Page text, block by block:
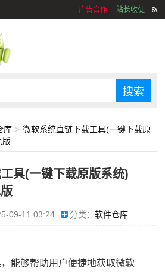
广告合作 站长收徒
库 > 微软系统直链下载工具(一键下载原
版
具(一键下载原版系统)
09-11 03:24 分类：软件仓库
能够帮助用户便捷地获取微软